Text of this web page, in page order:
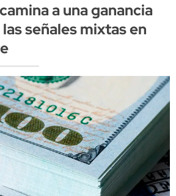
a una ganancia
señales mixtas en